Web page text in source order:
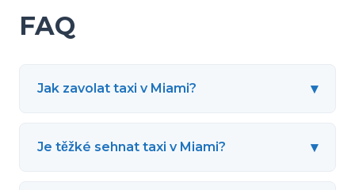
FAQ
Jak zavolat taxi v Miami? ▾
Je těžké sehnat taxi v Miami? ▾